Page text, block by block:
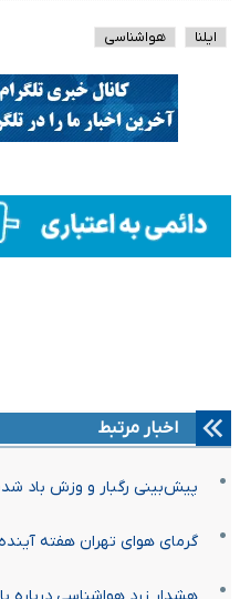
ایلنا هواشناسی
اخبار مرتبط
پیش‌بینی رگبار و وزش باد
گرمای هوای تهران هفته آینده تا ۴ درجه افزایش